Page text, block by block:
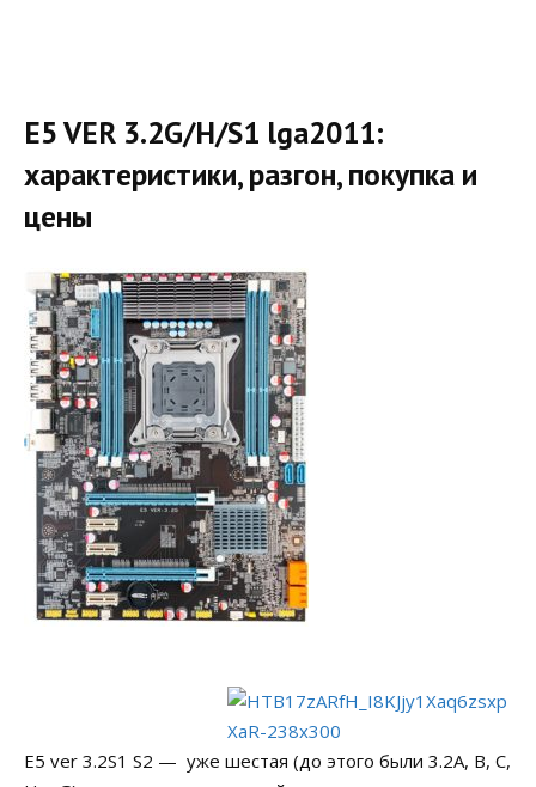
E5 VER 3.2G/H/S1 lga2011:
характеристики, разгон, покупка и
цены
E5 ver 3.2S1 S2 — уже шестая (до этого были 3.2A, B, С,